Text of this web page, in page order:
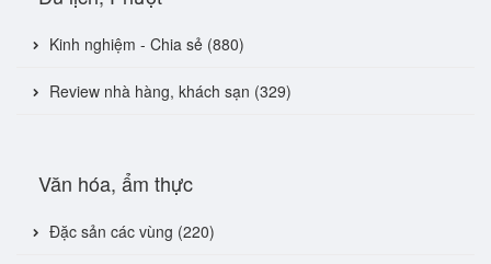
Kinh nghiệm - Chia sẻ (880)
Review nhà hàng, khách sạn (329)
Văn hóa, ẩm thực
Đặc sản các vùng (220)